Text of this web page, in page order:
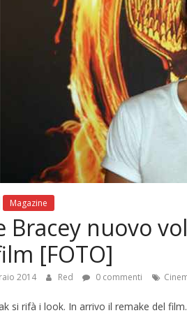
Magazine
Bracey nuovo
[FOTO]
2014 Red 0 commenti
si rifà i look. In arrivo il remake del